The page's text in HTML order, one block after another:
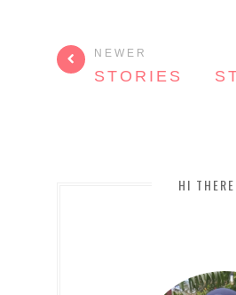
NEWER
STORIES
HI